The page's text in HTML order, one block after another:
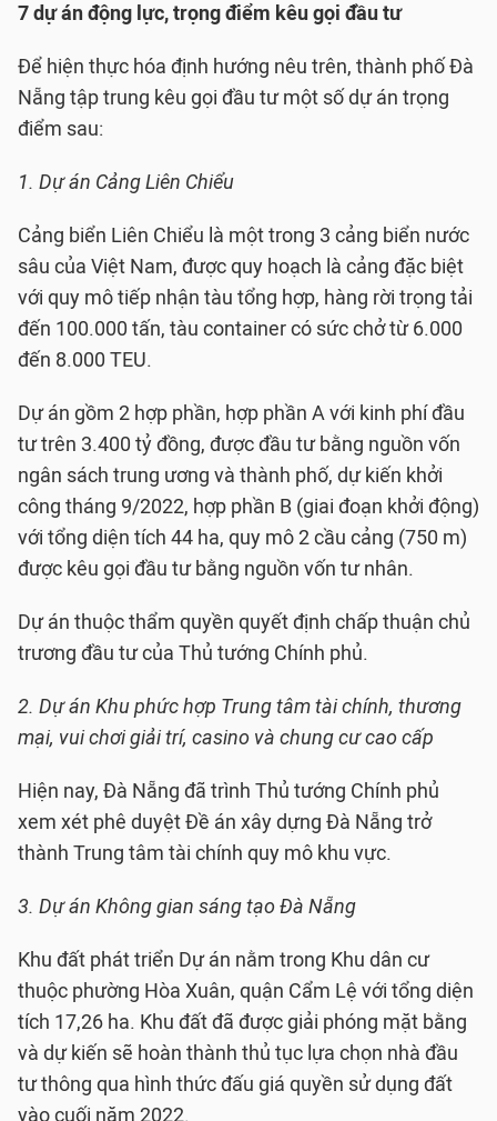
7 dự án động lực, trọng điểm kêu gọi đầu tư
Để hiện thực hóa định hướng nêu trên, thành phố Đà
Nẵng tập trung kêu gọi đầu tư một số dự án trọng
điểm sau:
1. Dự án Cảng Liên Chiểu
Cảng biển Liên Chiểu là một trong 3 cảng biển nước
sâu của Việt Nam, được quy hoạch là cảng đặc biệt
với quy mô tiếp nhận tàu tổng hợp, hàng rời trọng tải
đến 100.000 tấn, tàu container có sức chở từ 6.000
đến 8.000 TEU.
Dự án gồm 2 hợp phần, hợp phần A với kinh phí đầu
tư trên 3.400 tỷ đồng, được đầu tư bằng nguồn vốn
ngân sách trung ương và thành phố, dự kiến khởi
công tháng 9/2022, hợp phần B (giai đoạn khởi động)
với tổng diện tích 44 ha, quy mô 2 cầu cảng (750 m)
được kêu gọi đầu tư bằng nguồn vốn tư nhân.
Dự án thuộc thẩm quyền quyết định chấp thuận chủ
trương đầu tư của Thủ tướng Chính phủ.
2. Dự án Khu phức hợp Trung tâm tài chính, thương
mại, vui chơi giải trí, casino và chung cư cao cấp
Hiện nay, Đà Nẵng đã trình Thủ tướng Chính phủ
xem xét phê duyệt Đề án xây dựng Đà Nẵng trở
thành Trung tâm tài chính quy mô khu vực.
3. Dự án Không gian sáng tạo Đà Nẵng
Khu đất phát triển Dự án nằm trong Khu dân cư
thuộc phường Hòa Xuân, quận Cẩm Lệ với tổng diện
tích 17,26 ha. Khu đất đã được giải phóng mặt bằng
và dự kiến sẽ hoàn thành thủ tục lựa chọn nhà đầu
tư thông qua hình thức đấu giá quyền sử dụng đất
vào cuối năm 2022.